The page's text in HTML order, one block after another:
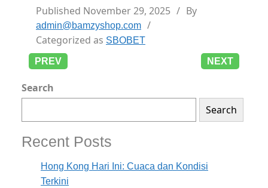
Published November 29, 2025 By
admin@bamzyshop.com
Categorized as SBOBET
PREV NEXT
Search
Search
Recent Posts
Hong Kong Hari Ini: Cuaca dan Kondisi
Terkini